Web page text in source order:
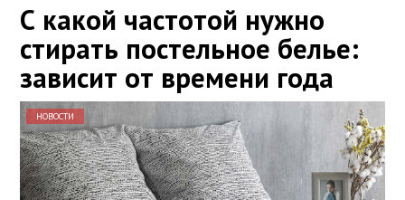
С какой частотой нужно
стирать постельное белье:
зависит от времени года
НОВОСТИ